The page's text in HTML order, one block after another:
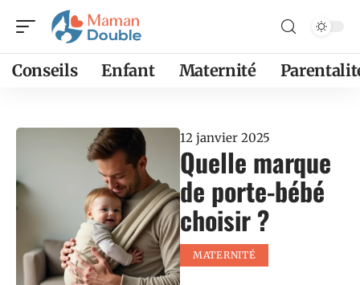
Conseils Enfant Maternité
12 janvier 2025
Quelle marque
de porte-bébé
choisir ?
MATERNITÉ